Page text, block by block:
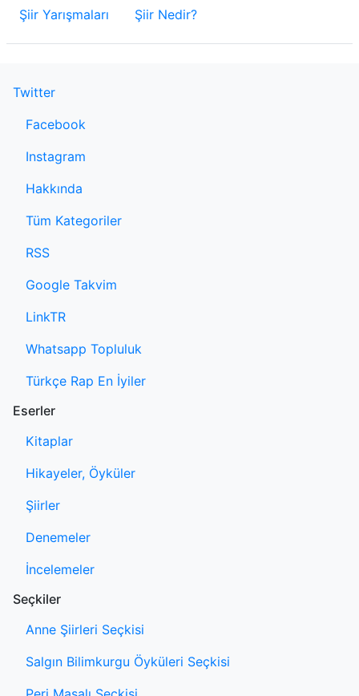
Şiir Yarışmaları
Şiir Nedir?
Twitter
Facebook
Instagram
Hakkında
Tüm Kategoriler
RSS
Google Takvim
LinkTR
Whatsapp Topluluk
Türkçe Rap En İyiler
Eserler
Kitaplar
Hikayeler, Öyküler
Şiirler
Denemeler
İncelemeler
Seçkiler
Anne Şiirleri Seçkisi
Salgın Bilimkurgu Öyküleri Seçkisi